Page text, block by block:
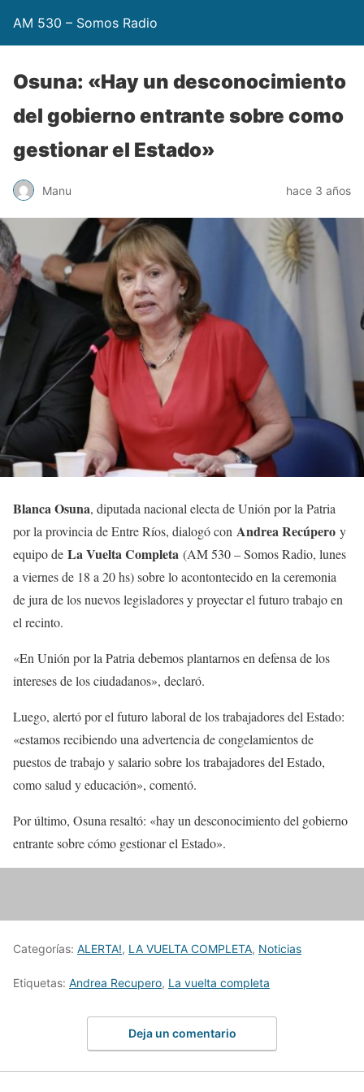
AM 530 – Somos Radio
Osuna: «Hay un desconocimiento
del gobierno entrante sobre como
gestionar el Estado»
Manu hace 3 años
Blanca Osuna, diputada nacional electa de Unión por la Patria
por la provincia de Entre Ríos, dialogó con Andrea Recúpero y
equipo de La Vuelta Completa (AM 530 – Somos Radio, lunes
a viernes de 18 a 20 hs) sobre lo acontontecido en la ceremonia
de jura de los nuevos legisladores y proyectar el futuro trabajo en
el recinto.
«En Unión por la Patria debemos plantarnos en defensa de los
intereses de los ciudadanos», declaró.
Luego, alertó por el futuro laboral de los trabajadores del Estado:
«estamos recibiendo una advertencia de congelamientos de
puestos de trabajo y salario sobre los trabajadores del Estado,
como salud y educación», comentó.
Por último, Osuna resaltó: «hay un desconocimiento del gobierno
entrante sobre cómo gestionar el Estado».
Categorías: ALERTA!, LA VUELTA COMPLETA, Noticias
Etiquetas: Andrea Recupero, La vuelta completa
Deja un comentario